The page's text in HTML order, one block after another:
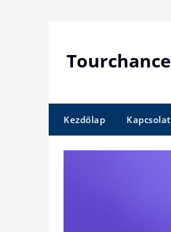
Tourchance
Kezdőlap Kapcsolat